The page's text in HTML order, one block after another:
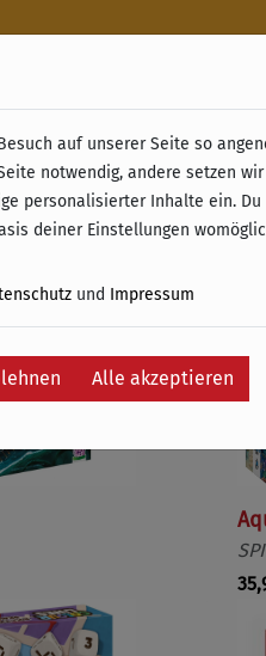
ab 49 € (innerhalb
auf unserer Seite so
notwendig, andere setzen
personalisierter Inhalte ein.
deiner Einstellungen
und Impressum
Alle akzeptieren